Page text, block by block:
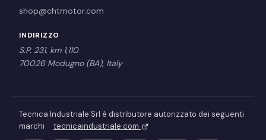
shop@chtmotor.com
INDIRIZZO
S.P. 231, km 1,110
70026 Modugno (BA), Italy
Tecnica Industriale Srl è distributore autorizzato dei seguenti
marchi · tecnicaindustriale.com